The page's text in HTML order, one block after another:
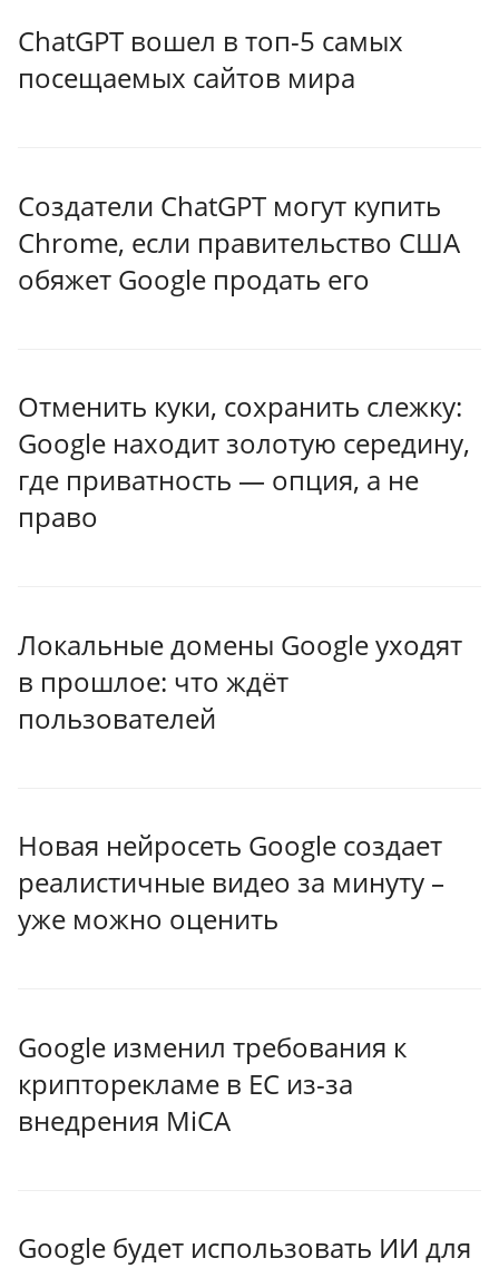
ChatGPT вошел в топ-5 самых
посещаемых сайтов мира
Создатели ChatGPT могут купить
Chrome, если правительство США
обяжет Google продать его
Отменить куки, сохранить слежку:
Google находит золотую середину,
где приватность — опция, а не
право
Локальные домены Google уходят
в прошлое: что ждёт
пользователей
Новая нейросеть Google создает
реалистичные видео за минуту –
уже можно оценить
Google изменил требования к
крипторекламе в ЕС из-за
внедрения MiCA
Google будет использовать ИИ для